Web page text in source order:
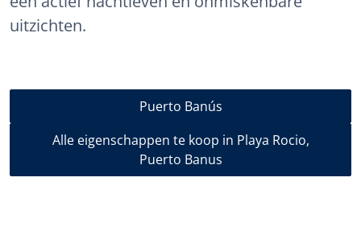
uitzichten.
Puerto Banús
Alle eigenschappen te koop in Playa Rocio,
Puerto Banus